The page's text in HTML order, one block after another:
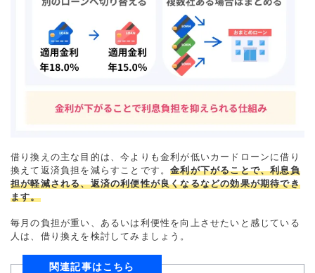
借り換えの主な目的は、今よりも金利が低いカードローンに借り
換えて返済負担を減らすことです。金利が下がることで、利息負
担が軽減される、返済の利便性が良くなるなどの効果が期待でき
ます。
毎月の負担が重い、あるいは利便性を向上させたいと感じている
人は、借り換えを検討してみましょう。
関連記事はこちら